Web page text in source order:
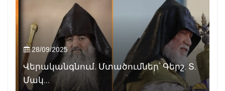
28/09/2025
Վերականգնում. Մտածումներ՝ Գերշ. Տ.
Մակ...